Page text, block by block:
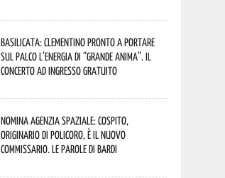
Basilicata: Clementino pronto a portare
sul palco l’energia di “Grande Anima”. Il
concerto ad ingresso gratuito
Nomina Agenzia Spaziale: Cospito,
originario di Policoro, è il nuovo
commissario. Le parole di Bardi